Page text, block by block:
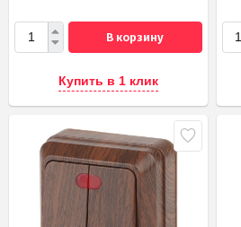
В корзину
Купить в 1 клик